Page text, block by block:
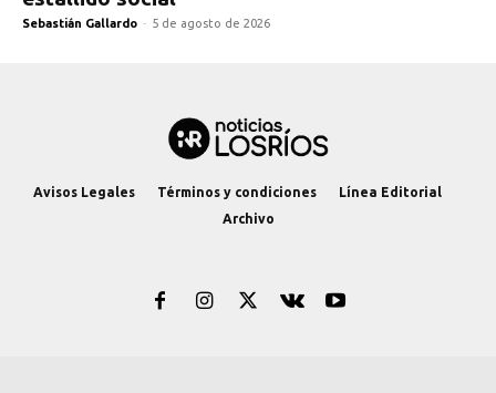
Sebastián Gallardo - 5 de agosto de 2026
Avisos Legales Términos y condiciones
Línea Editorial
Archivo